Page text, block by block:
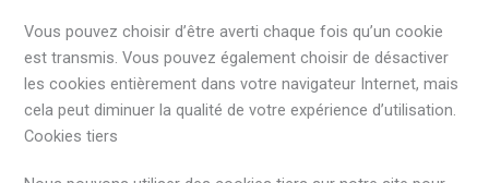
Vous pouvez choisir d’être averti chaque fois qu’un cookie
est transmis. Vous pouvez également choisir de désactiver
les cookies entièrement dans votre navigateur Internet, mais
cela peut diminuer la qualité de votre expérience d’utilisation.
Cookies tiers